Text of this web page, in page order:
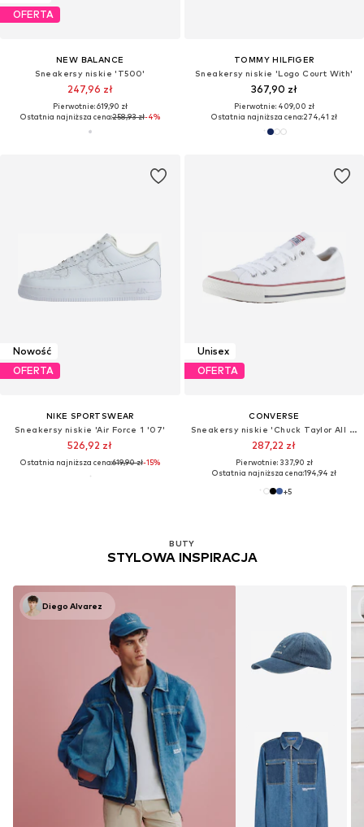
OFERTA
NEW BALANCE
Sneakersy niskie 'T500'
247,96 zł
Pierwotnie: 619,90 zł
Ostatnia najniższa cena:258,93 zł-4%
TOMMY HILFIGER
Sneakersy niskie 'Logo Court With'
367,90 zł
Pierwotnie: 409,00 zł
Ostatnia najniższa cena:274,41 zł
Nowość
OFERTA
NIKE SPORTSWEAR
Sneakersy niskie 'Air Force 1 '07'
526,92 zł
Ostatnia najniższa cena:619,90 zł-15%
Unisex
OFERTA
CONVERSE
Sneakersy niskie 'Chuck Taylor All Star Classic'
287,22 zł
Pierwotnie: 337,90 zł
Ostatnia najniższa cena:194,94 zł
+5
BUTY
STYLOWA INSPIRACJA
Diego Alvarez